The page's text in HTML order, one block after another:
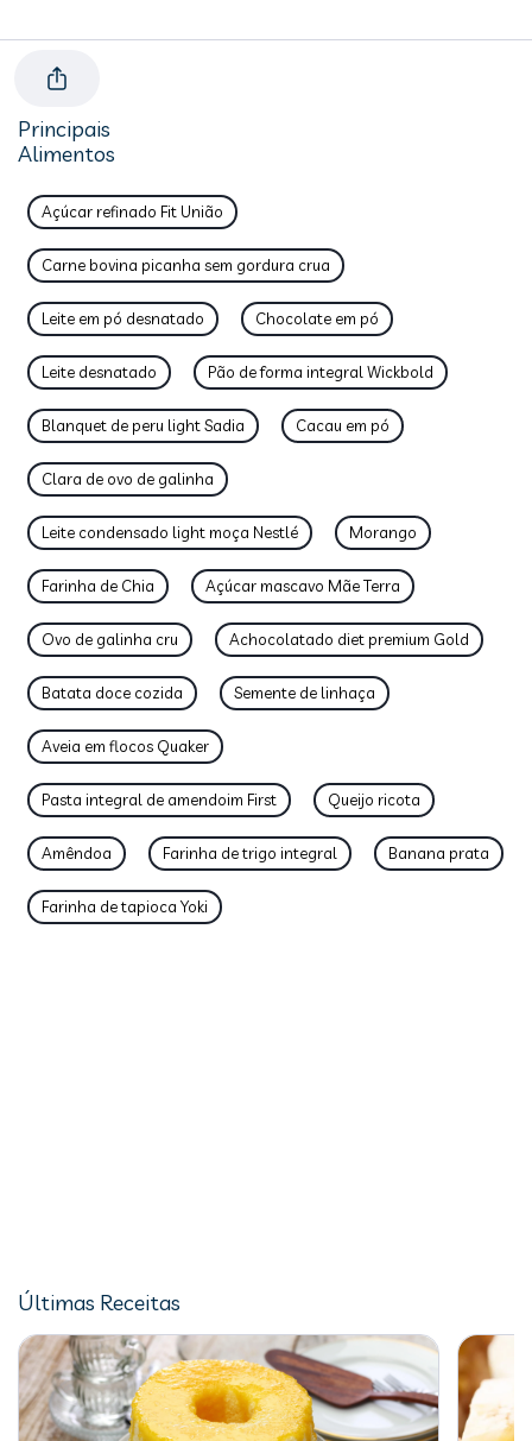
Principais
Alimentos
Açúcar refinado Fit União
Carne bovina picanha sem gordura crua
Leite em pó desnatado Chocolate em pó
Leite desnatado Pão de forma integral Wickbold
Blanquet de peru light Sadia Cacau em pó
Clara de ovo de galinha
Leite condensado light moça Nestlé Morango
Farinha de Chia Açúcar mascavo Mãe Terra
Ovo de galinha cru Achocolatado diet premium Gold
Batata doce cozida Semente de linhaça
Aveia em flocos Quaker
Pasta integral de amendoim First Queijo ricota
Amêndoa Farinha de trigo integral Banana prata
Farinha de tapioca Yoki
Últimas Receitas